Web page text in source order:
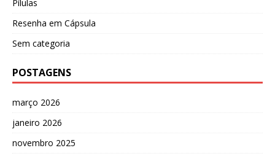
Pílulas
Resenha em Cápsula
Sem categoria
POSTAGENS
março 2026
janeiro 2026
novembro 2025